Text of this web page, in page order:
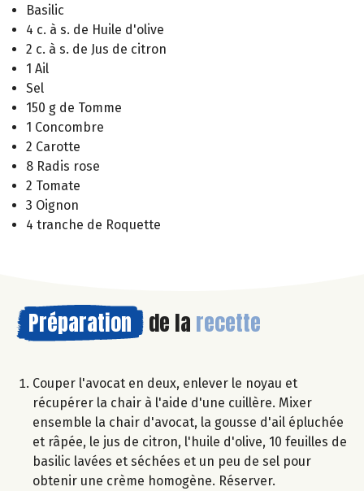
Basilic
4 c. à s. de Huile d'olive
2 c. à s. de Jus de citron
1 Ail
Sel
150 g de Tomme
1 Concombre
2 Carotte
8 Radis rose
2 Tomate
3 Oignon
4 tranche de Roquette
Préparation de la recette
Couper l'avocat en deux, enlever le noyau et
récupérer la chair à l'aide d'une cuillère. Mixer
ensemble la chair d'avocat, la gousse d'ail épluchée
et râpée, le jus de citron, l'huile d'olive, 10 feuilles de
basilic lavées et séchées et un peu de sel pour
obtenir une crème homogène. Réserver.